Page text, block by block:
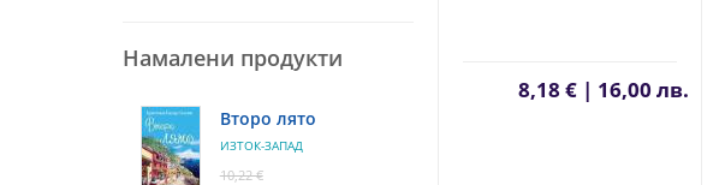
Намалени продукти
Второ лято
ИЗТОК-ЗАПАД
10,22 €
8,18 € | 16,00 лв.